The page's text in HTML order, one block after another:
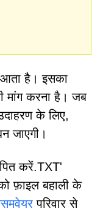
आता है। इसका
मांग करना है। जब
के लिए,
जाएगी।
करें.TXT'
फ़ाइल बहाली के
परिवार से